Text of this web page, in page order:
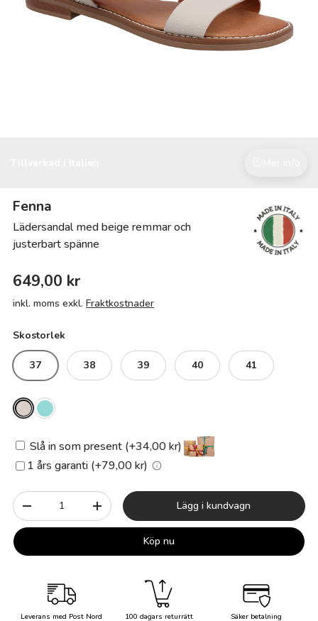
Fenna
Lädersandal med beige remmar och
justerbart spänne
649,00 kr
inkl. moms exkl. Fraktkostnader
Skostorlek
37 38 39 40 41
Slå in som present (+34,00 kr)
1 års garanti (+79,00 kr)
Antal
-
+ Lägg i kundvagn
Köp nu
Leverans med Post Nord 100 dagars returrätt Säker betalning